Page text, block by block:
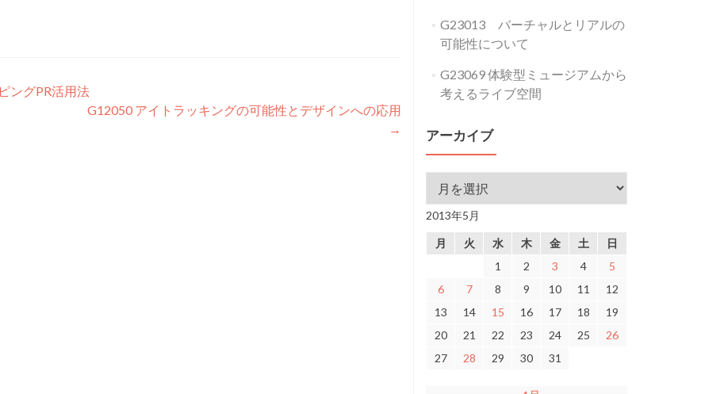
ングPR活用法
G12050 アイトラッキングの可能性とデザインへの応用
→
G23013 バーチャルとリアルの
可能性について
G23069 体験型ミュージアムから
考えるライブ空間
アーカイブ
アーカイブ
2013年5月
月 火 水 木 金 土
日
1
2 3 4
5
6
7 8 9 10 11
12
13
14 15 16 17 18
19
20
21 22 23 24 25
26
27
28 29 30 31